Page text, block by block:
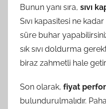
Bunun yanı sıra, sıvı
Sıvı kapasitesi ne
süre buhar
sık sıvı doldurma
biraz zahmetli hale
Son olarak, fiyat
bulundurulmalıdır.